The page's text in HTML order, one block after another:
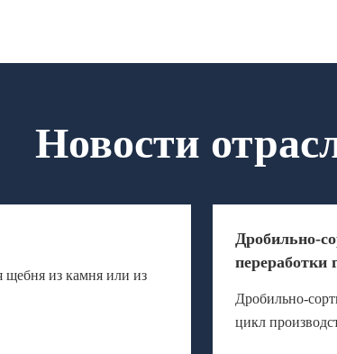
Новости
щебня из камня или из
Дробильно-
переработки
Дробильно-
цикл